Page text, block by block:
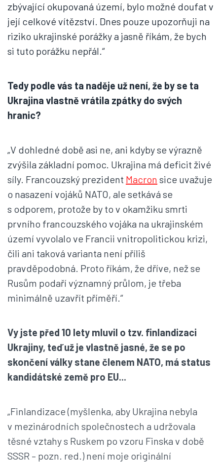
zbývající okupovaná území, bylo možné doufat v
její celkové vítězství. Dnes pouze upozorňuji na
riziko ukrajinské porážky a jasně říkám, že bych
si tuto porážku nepřál.“
Tedy podle vás ta naděje už není, že by se ta
Ukrajina vlastně vrátila zpátky do svých
hranic?
„V dohledné době asi ne, ani kdyby se výrazně
zvýšila základní pomoc. Ukrajina má deficit živé
síly. Francouzský prezident Macron sice uvažuje
o nasazení vojáků NATO, ale setkává se
s odporem, protože by to v okamžiku smrti
prvního francouzského vojáka na ukrajinském
území vyvolalo ve Francii vnitropolitickou krizi,
čili ani taková varianta není příliš
pravděpodobná. Proto říkám, že dříve, než se
Rusům podaří významný průlom, je třeba
minimálně uzavřít příměří.“
Vy jste před 10 lety mluvil o tzv. finlandizaci
Ukrajiny, teď už je vlastně jasné, že se po
skončení války stane členem NATO, má status
kandidátské země pro EU...
„Finlandizace (myšlenka, aby Ukrajina nebyla
v mezinárodních společnostech a udržovala
těsné vztahy s Ruskem po vzoru Finska v době
SSSR – pozn. red.) není moje originální